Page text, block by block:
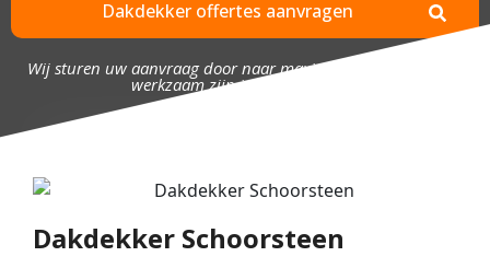
Dakdekker offertes aanvragen
Wij sturen uw aanvraag door naar maximaal 4 bedrijven die
werkzaam zijn in uw omgeving.
Dakdekker Schoorsteen